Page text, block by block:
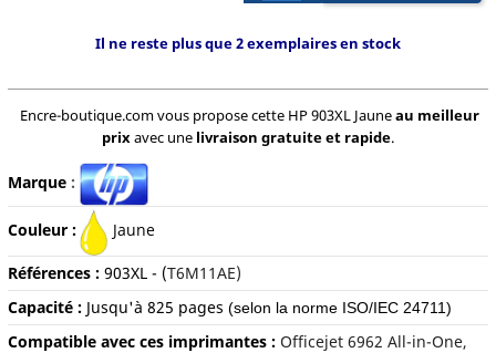
Il ne reste plus que 2 exemplaires en stock
Encre-boutique.com vous propose cette HP 903XL Jauneau meilleur
prixavec une livraison gratuite et rapide.
Marque:
Couleur : Jaune
Références : 903XL- (T6M11AE)
Capacité : Jusqu'à 825 pages (selon la norme ISO/IEC 24711)
Compatible avec ces imprimantes : Officejet 6962 All-in-One,